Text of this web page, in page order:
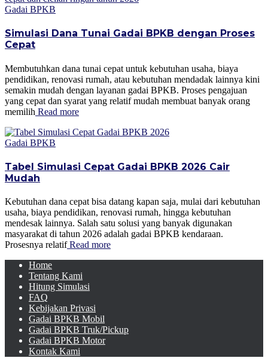
Gadai BPKB
Simulasi Dana Tunai Gadai BPKB dengan Proses
Cepat
Membutuhkan dana tunai cepat untuk kebutuhan usaha, biaya
pendidikan, renovasi rumah, atau kebutuhan mendadak lainnya kini
semakin mudah dengan layanan gadai BPKB. Proses pengajuan
yang cepat dan syarat yang relatif mudah membuat banyak orang
memilih Read more
Gadai BPKB
Tabel Simulasi Cepat Gadai BPKB 2026 Cair
Mudah
Kebutuhan dana cepat bisa datang kapan saja, mulai dari kebutuhan
usaha, biaya pendidikan, renovasi rumah, hingga kebutuhan
mendesak lainnya. Salah satu solusi yang banyak digunakan
masyarakat di tahun 2026 adalah gadai BPKB kendaraan.
Prosesnya relatifRead more
Home
Tentang Kami
Hitung Simulasi
FAQ
Kebijakan Privasi
Gadai BPKB Mobil
Gadai BPKB Truk/Pickup
Gadai BPKB Motor
Kontak Kami